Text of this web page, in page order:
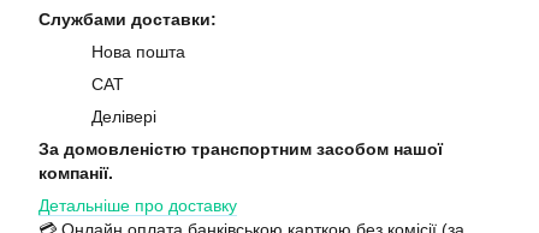
Службами доставки:
Нова пошта
САТ
Делівері
За домовленістю транспортним засобом нашої
компанії.
Детальніше про доставку